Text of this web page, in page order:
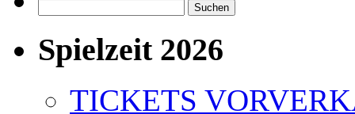
nach:
Spielzeit 2026
TICKETS